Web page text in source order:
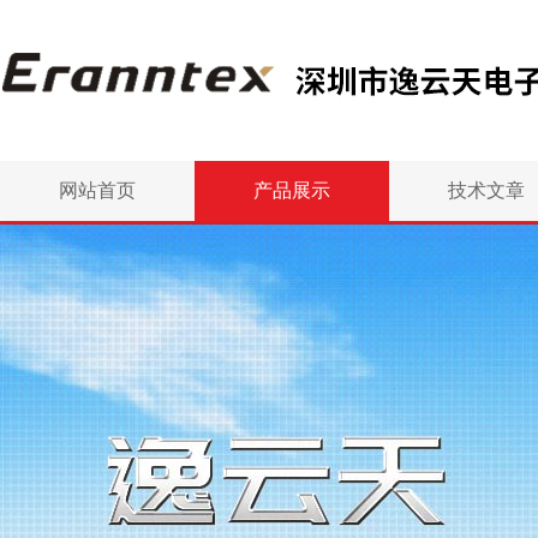
网站首页 产品展示 技术文章